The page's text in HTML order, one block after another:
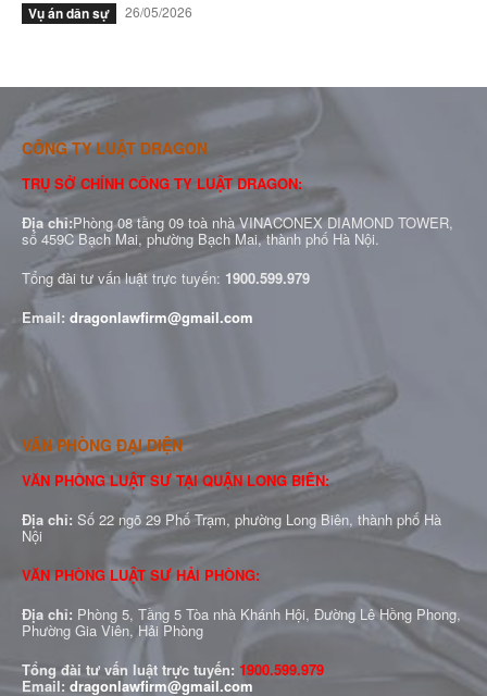
Vụ án dân sự 26/05/2026
CÔNG TY LUẬT DRAGON
TRỤ SỞ CHÍNH CÔNG TY LUẬT DRAGON:
Địa chỉ:Phòng 08 tầng 09 toà nhà VINACONEX DIAMOND TOWER,
số 459C Bạch Mai, phường Bạch Mai, thành phố Hà Nội.
Tổng đài tư vấn luật trực tuyến: 1900.599.979
Email: dragonlawfirm@gmail.com
VĂN PHÒNG ĐẠI DIỆN
VĂN PHÒNG LUẬT SƯ TẠI QUẬN LONG BIÊN:
Địa chỉ: Số 22 ngõ 29 Phố Trạm, phường Long Biên, thành phố Hà
Nội
VĂN PHÒNG LUẬT SƯ HẢI PHÒNG:
Địa chỉ: Phòng 5, Tầng 5 Tòa nhà Khánh Hội, Đường Lê Hồng Phong,
Phường Gia Viên, Hải Phòng
Tổng đài tư vấn luật trực tuyến: 1900.599.979
Email: dragonlawfirm@gmail.com